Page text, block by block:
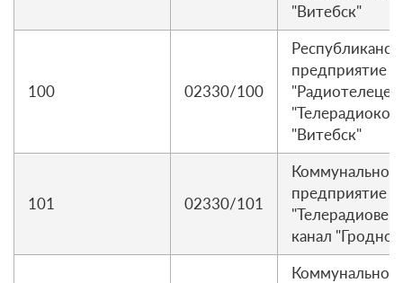
"Витебск"
100 02330/100
предприятие
"Витебск"
101 02330/101
Коммунальное
предприятие
канал "Гродно
Коммунальное